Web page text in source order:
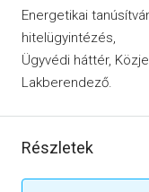
Energetikai
hitelügyintézés,
Ügyvédi háttér,
Lakberendező.
Részletek